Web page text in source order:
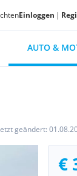
Einloggen |
AUTO &
geändert:
€